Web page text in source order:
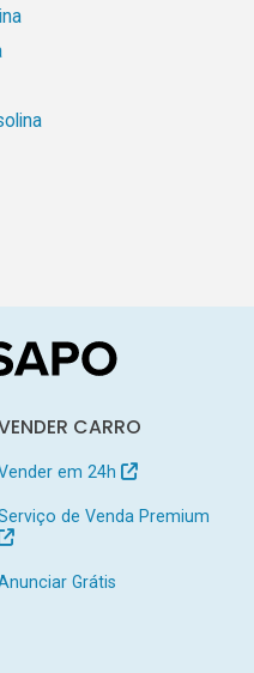
CARRO
em 24h
de Venda Premium
Grátis